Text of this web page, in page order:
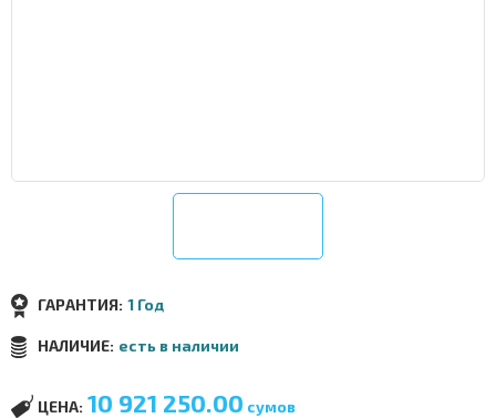
ГАРАНТИЯ: 1 Год
НАЛИЧИЕ: есть в наличии
ЦЕНА: 10 921 250.00 сумов